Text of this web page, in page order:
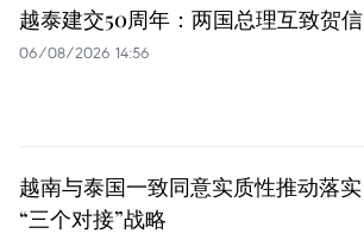
越泰建交50周年：两国总理互致贺信
06/08/2026 14:56
越南与泰国一致同意实质性推动落实
“三个对接”战略